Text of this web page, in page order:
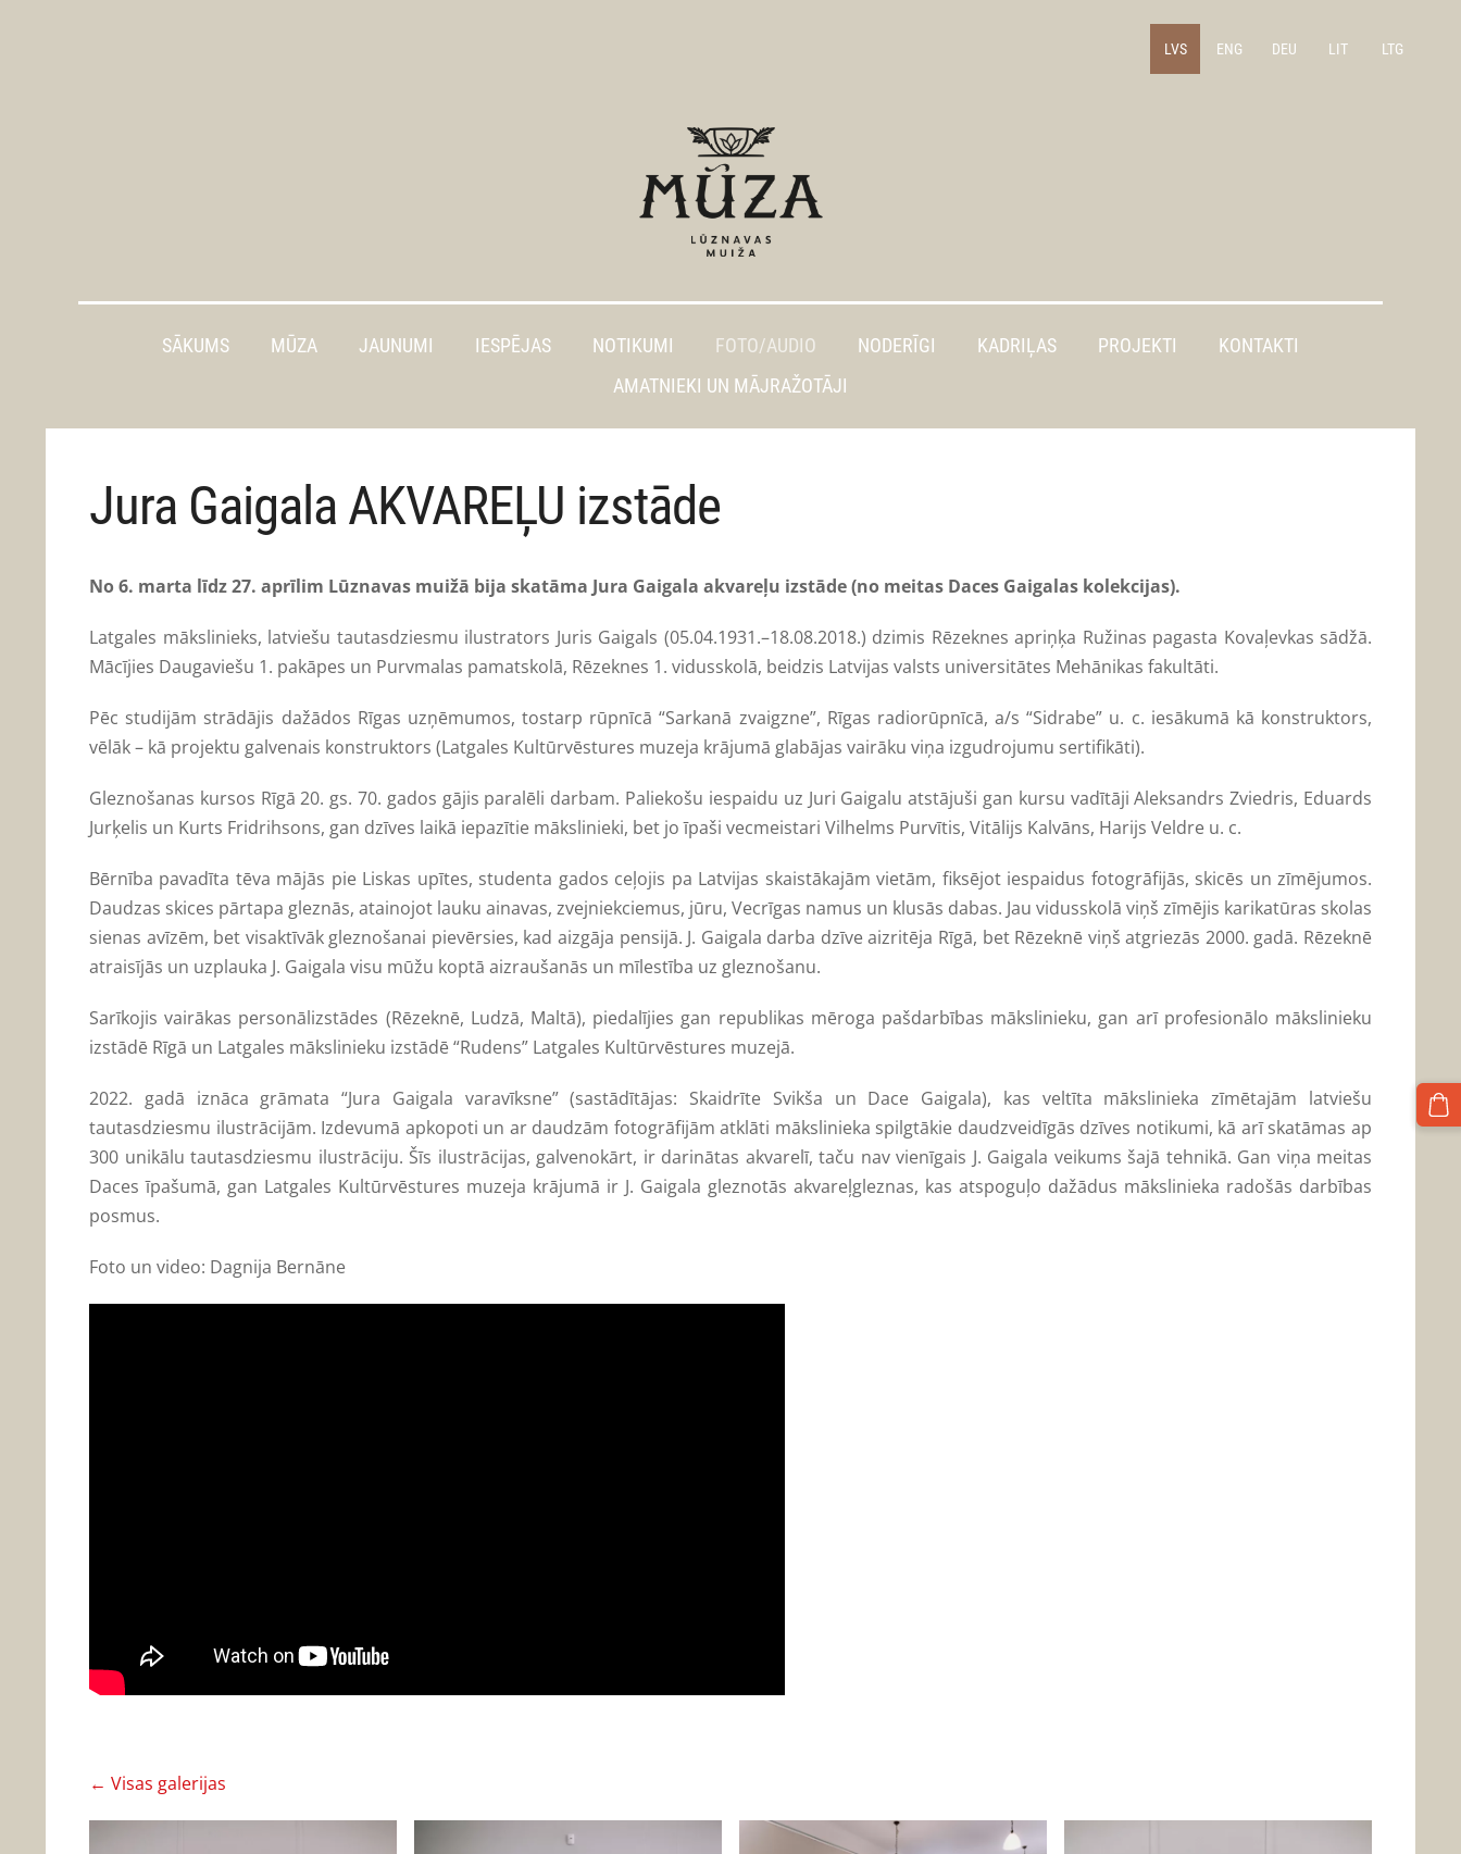
LVS ENG DEU LIT LTG
SĀKUMS MŪZA JAUNUMI IESPĒJAS NOTIKUMI FOTO/AUDIO NODERĪGI KADRIĻAS PROJEKTI
KONTAKTI
AMATNIEKI UN MĀJRAŽOTĀJI
Jura Gaigala AKVAREĻU izstāde
No 6. marta līdz 27. aprīlim Lūznavas muižā bija skatāma Jura Gaigala akvareļu izstāde (no meitas Daces Gaigalas kolekcijas).
Latgales mākslinieks, latviešu tautasdziesmu ilustrators Juris Gaigals (05.04.1931.–18.08.2018.) dzimis Rēzeknes apriņķa Ružinas pagasta Kovaļevkas sādžā.
Mācījies Daugaviešu 1. pakāpes un Purvmalas pamatskolā, Rēzeknes 1. vidusskolā, beidzis Latvijas valsts universitātes Mehānikas fakultāti.
Pēc studijām strādājis dažādos Rīgas uzņēmumos, tostarp rūpnīcā “Sarkanā zvaigzne”, Rīgas radiorūpnīcā, a/s “Sidrabe” u. c. iesākumā kā konstruktors,
vēlāk – kā projektu galvenais konstruktors (Latgales Kultūrvēstures muzeja krājumā glabājas vairāku viņa izgudrojumu sertifikāti).
Gleznošanas kursos Rīgā 20. gs. 70. gados gājis paralēli darbam. Paliekošu iespaidu uz Juri Gaigalu atstājuši gan kursu vadītāji Aleksandrs Zviedris, Eduards
Jurķelis un Kurts Fridrihsons, gan dzīves laikā iepazītie mākslinieki, bet jo īpaši vecmeistari Vilhelms Purvītis, Vitālijs Kalvāns, Harijs Veldre u. c.
Bērnība pavadīta tēva mājās pie Liskas upītes, studenta gados ceļojis pa Latvijas skaistākajām vietām, fiksējot iespaidus fotogrāfijās, skicēs un zīmējumos.
Daudzas skices pārtapa gleznās, atainojot lauku ainavas, zvejniekciemus, jūru, Vecrīgas namus un klusās dabas. Jau vidusskolā viņš zīmējis karikatūras skolas
sienas avīzēm, bet visaktīvāk gleznošanai pievērsies, kad aizgāja pensijā. J. Gaigala darba dzīve aizritēja Rīgā, bet Rēzeknē viņš atgriezās 2000. gadā. Rēzeknē
atraisījās un uzplauka J. Gaigala visu mūžu koptā aizraušanās un mīlestība uz gleznošanu.
Sarīkojis vairākas personālizstādes (Rēzeknē, Ludzā, Maltā), piedalījies gan republikas mēroga pašdarbības mākslinieku, gan arī profesionālo mākslinieku
izstādē Rīgā un Latgales mākslinieku izstādē “Rudens” Latgales Kultūrvēstures muzejā.
2022. gadā iznāca grāmata “Jura Gaigala varavīksne” (sastādītājas: Skaidrīte Svikša un Dace Gaigala), kas veltīta mākslinieka zīmētajām latviešu
tautasdziesmu ilustrācijām. Izdevumā apkopoti un ar daudzām fotogrāfijām atklāti mākslinieka spilgtākie daudzveidīgās dzīves notikumi, kā arī skatāmas ap
300 unikālu tautasdziesmu ilustrāciju. Šīs ilustrācijas, galvenokārt, ir darinātas akvarelī, taču nav vienīgais J. Gaigala veikums šajā tehnikā. Gan viņa meitas
Daces īpašumā, gan Latgales Kultūrvēstures muzeja krājumā ir J. Gaigala gleznotās akvareļgleznas, kas atspoguļo dažādus mākslinieka radošās darbības
posmus.
Foto un video: Dagnija Bernāne
Visas galerijas